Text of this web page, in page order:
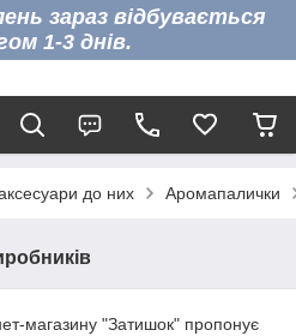
зараз відбувається
1-3 днів.
до них Аромапалички
магазину "Затишок" пропонує